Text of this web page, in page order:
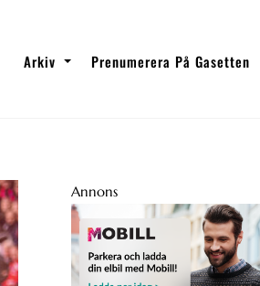
Arkiv Prenumerera På Gasetten
Annons